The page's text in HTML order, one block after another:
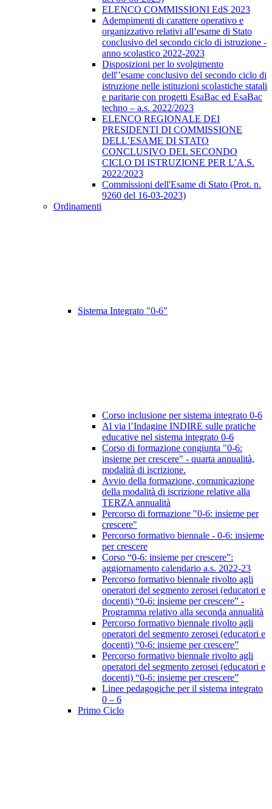
ELENCO COMMISSIONI EdS 2023
Adempimenti di carattere operativo e
organizzativo relativi all’esame di Stato
conclusivo del secondo ciclo di istruzione -
anno scolastico 2022-2023
Disposizioni per lo svolgimento
dell'’esame conclusivo del secondo ciclo di
istruzione nelle istituzioni scolastiche statali
e paritarie con progetti EsaBac ed EsaBac
techno – a.s. 2022/2023
ELENCO REGIONALE DEI
PRESIDENTI DI COMMISSIONE
DELL’ESAME DI STATO
CONCLUSIVO DEL SECONDO
CICLO DI ISTRUZIONE PER L’A.S.
2022/2023
Commissioni dell'Esame di Stato (Prot. n.
9260 del 16-03-2023)
Ordinamenti
Sistema Integrato "0-6"
Corso inclusione per sistema integrato 0-6
Al via l’Indagine INDIRE sulle pratiche
educative nel sistema integrato 0-6
Corso di formazione congiunta "0-6:
insieme per crescere" - quarta annualità,
modalità di iscrizione.
Avvio della formazione, comunicazione
della modalità di iscrizione relative alla
TERZA annualità
Percorso di formazione "0-6: insieme per
crescere"
Percorso formativo biennale - 0-6: insieme
per crescere
Corso “0-6: insieme per crescere”:
aggiornamento calendario a.s. 2022-23
Percorso formativo biennale rivolto agli
operatori del segmento zerosei (educatori e
docenti) “0-6: insieme per crescere” -
Programma relativo alla seconda annualità
Percorso formativo biennale rivolto agli
operatori del segmento zerosei (educatori e
docenti) “0-6: insieme per crescere”
Percorso formativo biennale rivolto agli
operatori del segmento zerosei (educatori e
docenti) “0-6: insieme per crescere”
Linee pedagogiche per il sistema integrato
0 – 6
Primo Ciclo